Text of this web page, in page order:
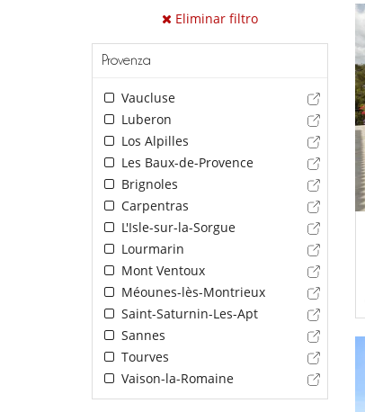
Eliminar filtro
Provenza
Vaucluse
Luberon
Los Alpilles
Les Baux-de-Provence
Brignoles
Carpentras
L'Isle-sur-la-Sorgue
Lourmarin
Mont Ventoux
Méounes-lès-Montrieux
Saint-Saturnin-Les-Apt
Sannes
Tourves
Vaison-la-Romaine